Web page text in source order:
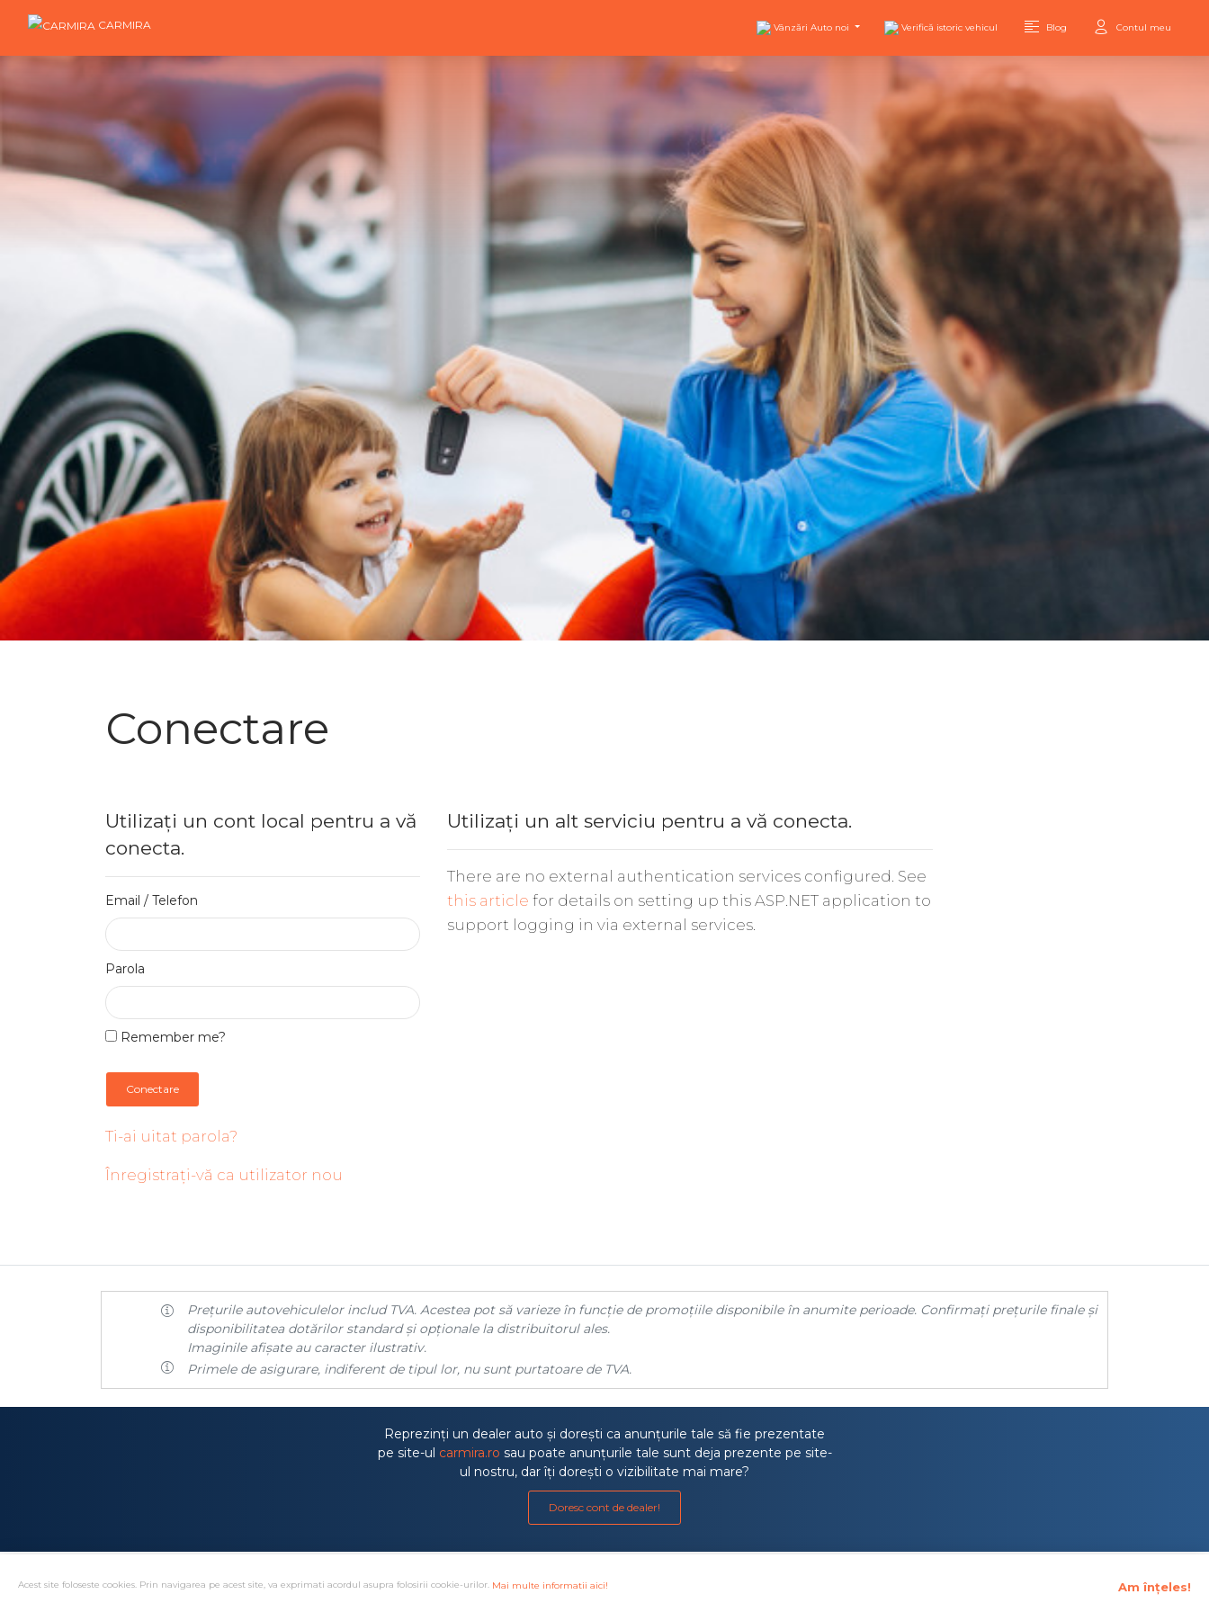
CARMIRA Vânzări Auto noi Verifică istoric vehicul Blog Contul meu
Acest site foloseste cookies. Prin navigarea pe acest site, va exprimati acordul asupra folosirii cookie-urilor. Mai multe informatii aici! Am înțeles!
Conectare
Utilizați un cont local pentru a vă
conecta.
Email / Telefon
Parola
Remember me?
Conectare
Ti-ai uitat parola?
Înregistrați-vă ca utilizator nou
Utilizați un alt serviciu pentru a vă conecta.
There are no external authentication services configured. See
this article for details on setting up this ASP.NET application to
support logging in via external services.
Prețurile autovehiculelor includ TVA. Acestea pot să varieze în funcție de promoțiile disponibile în anumite perioade. Confirmați prețurile finale și
disponibilitatea dotărilor standard și opționale la distribuitorul ales.
Imaginile afișate au caracter ilustrativ.
Primele de asigurare, indiferent de tipul lor, nu sunt purtatoare de TVA.
Reprezinți un dealer auto și dorești ca anunțurile tale să fie prezentate
pe site-ul carmira.ro sau poate anunțurile tale sunt deja prezente pe site-
ul nostru, dar îți dorești o vizibilitate mai mare?
Doresc cont de dealer!